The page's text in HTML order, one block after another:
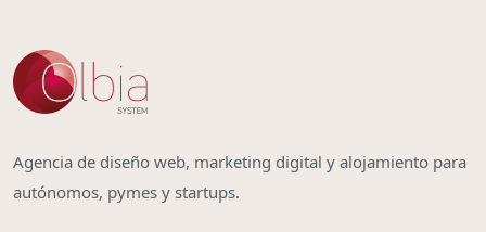
Agencia de diseño web, marketing digital y alojamiento para
autónomos, pymes y startups.